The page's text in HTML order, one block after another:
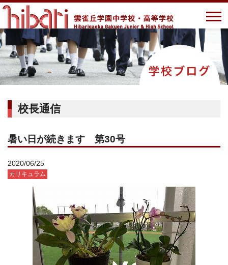
校長通信
暑い日が続きます 第30号
2020/06/25
カリキュラム